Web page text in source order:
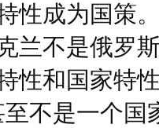
性成为国策
兰不是俄罗
性和国家特
不是一个国